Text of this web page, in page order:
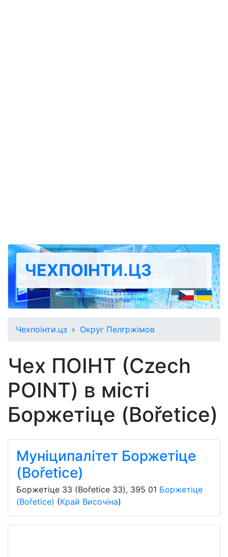
ЧЕХПОІНТИ.ЦЗ
Чехпоінти.цз Округ Пелгржімов
Чех ПОІНТ (Czech
POINT) в місті
Боржетіце (Bořetice)
Муніципалітет Боржетіце
(Bořetice)
Боржетіце 33 (Bořetice 33), 395 01 Боржетіце
(Bořetice) (Край Височіна)